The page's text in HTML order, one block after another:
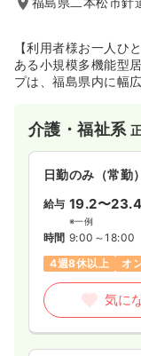
【利用者様お一人ひ
ある小規模多機能型
プは、福島県内に幅
介護・福祉系
日勤のみ（常勤）
給与 19.2〜
※一例
時間 9:00～18:00
4週8休以上
オ
気に